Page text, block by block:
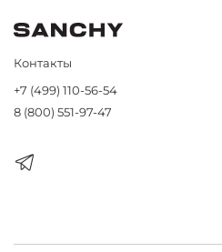
Контакты
+7 (499) 110-56-54
8 (800) 551-97-47